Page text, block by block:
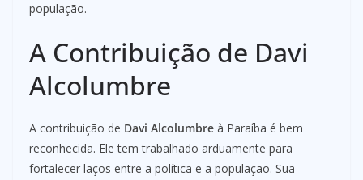
população.
A Contribuição de Davi
Alcolumbre
A contribuição de Davi Alcolumbre à Paraíba é bem
reconhecida. Ele tem trabalhado arduamente para
fortalecer laços entre a política e a população. Sua